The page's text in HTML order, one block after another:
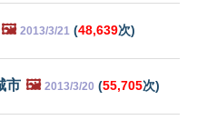
🖼️ 2013/3/21 (48,639次)
市 🖼️ 2013/3/20 (55,705次)